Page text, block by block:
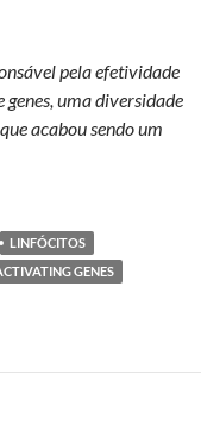
pela efetividade
uma diversidade
acabou sendo um
imunidade
LINFÓCITOS
GENES